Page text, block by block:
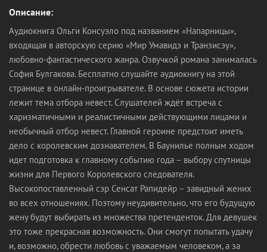
Описание:
Аудиокнига Ольги Консуэло под названием «Напарницы»,
входящая в авторскую серию «Мир Умавидэ и Транзисэу»,
любовно-фантастического жанра. Озвучкой романа занималась
София Булгакова. Бесплатно слушайте аудиокнигу на этой
странице в онлайн-проигрывателе. В основе сюжета истории
лежит тема отбора невест. Слушателей ждёт встреча с
харизматичными и реалистичными действующими лицами и
необычный отбор невест. Главной героине предстоит иметь
дело с королевским дознавателем. В Баунилье полным ходом
идет подготовка к главному событию года – выбору спутницы
жизни для Первого Королевского следователя.
Высокопоставленный сэр Сенсат Рапидейр – завидный жених
во всех отношениях. Поэтому неудивительно, что его будущую
жену будут выбирать из множества претенденток. Для девушек
это тоже прекрасная возможность. Они смогут попытать удачу
и, возможно, обрести любовь с уважаемым человеком, а за